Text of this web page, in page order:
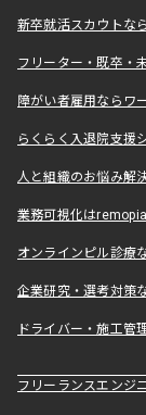
新卒就活スカウトな
フリーター・既卒・
障がい者雇用ならワ
らくらく入退院支援
人と組織のお悩み解
業務可視化はremopia
オンラインピル診療
企業研究・選考対策
ドライバー・施工管
フリーランスエンジ